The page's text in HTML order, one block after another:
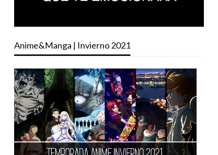
Anime&Manga | Invierno 2021